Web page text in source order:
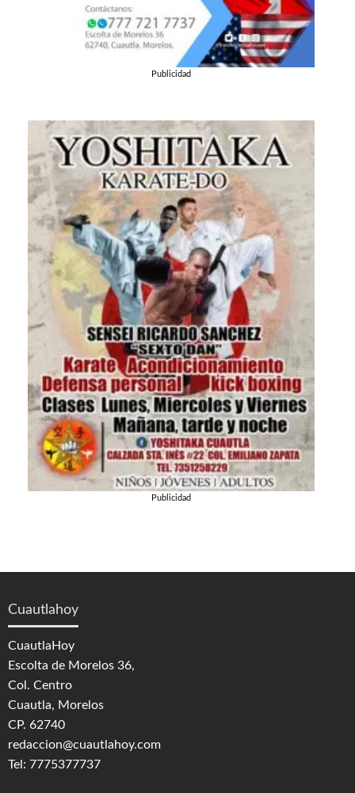
Publicidad
Publicidad
Cuautlahoy
CuautlaHoy
Escolta de Morelos 36,
Col. Centro
Cuautla, Morelos
CP. 62740
redaccion@cuautlahoy.com
Tel: 7775377737